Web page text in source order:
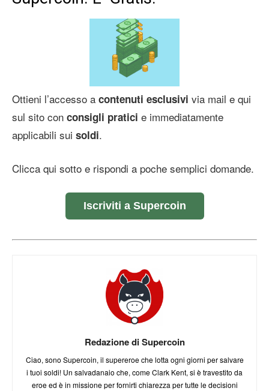
Ottieni l’accesso a contenuti esclusivi via mail e qui
sul sito con consigli pratici e immediatamente
applicabili sui soldi.
Clicca qui sotto e rispondi a poche semplici domande.
Iscriviti a Supercoin
Redazione di Supercoin
Ciao, sono Supercoin, il supereroe che lotta ogni giorni per salvare
i tuoi soldi! Un salvadanaio che, come Clark Kent, si è travestito da
eroe ed è in missione per fornirti chiarezza per tutte le decisioni